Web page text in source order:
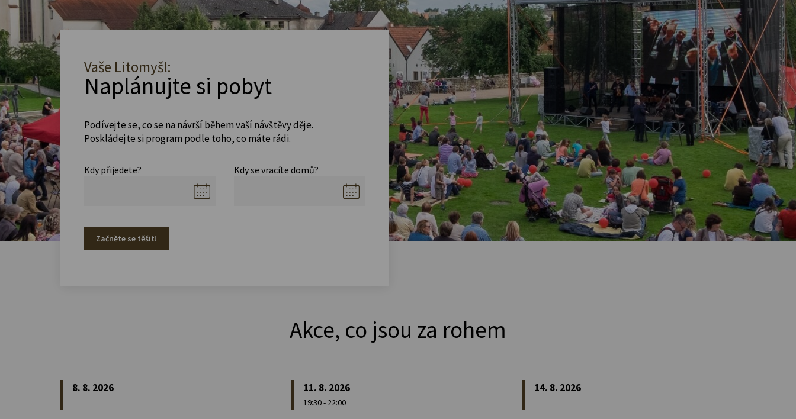
Vaše Litomyšl:
Naplánujte si pobyt
Podívejte se, co se na návrší během vaší návštěvy děje.
Poskládejte si program podle toho, co máte rádi.
Kdy přijedete? Kdy se vracíte domů?
Začněte se těšit!
Akce, co jsou za rohem
8. 8. 2026 11. 8. 2026
19:30 - 22:00
14. 8. 2026